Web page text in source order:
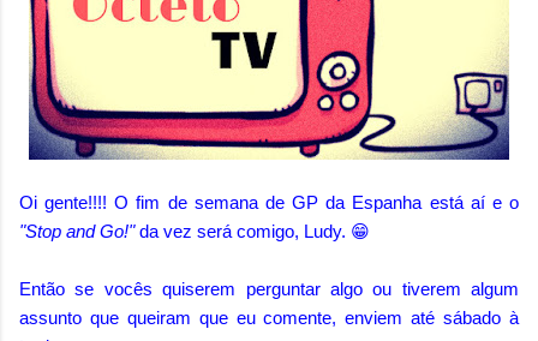
Oi gente!!!! O fim de semana de GP da Espanha está aí e o
"Stop and Go!"da vez será comigo, Ludy. 😁
Então se vocês quiserem perguntar algo ou tiverem algum
assunto que queiram que eu comente, enviem até sábado à